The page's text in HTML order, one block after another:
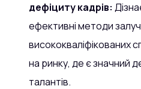
дефіциту кадрів:
ефективні методи
висококваліфікованих
на ринку, де є значний
талантів.